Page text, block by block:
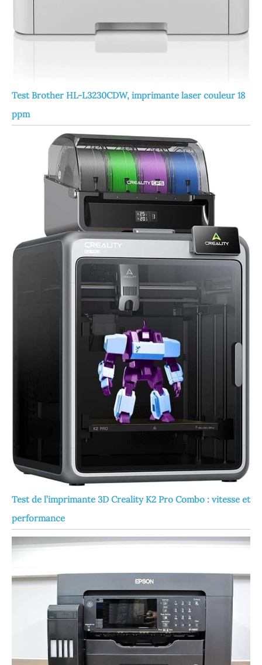
Test Brother HL-L3230CDW, imprimante laser couleur 18
ppm
Test de l’imprimante 3D Creality K2 Pro Combo : vitesse et
performance